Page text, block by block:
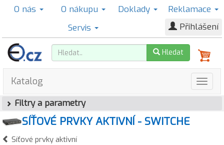
O nás O nákupu Doklady
Reklamace
Servis
Přihlášení
Hledat
Katalog
Filtry a parametry
SÍŤOVÉ PRVKY AKTIVNÍ - SWITCHE
Síťové prvky aktivní